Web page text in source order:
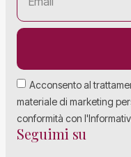
Acconsento al
materiale di marketing
conformità con
Seguimi su